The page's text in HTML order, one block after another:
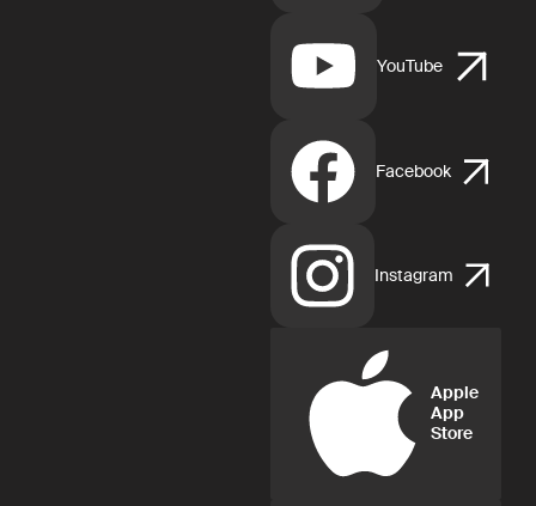
YouTube
Facebook
Instagram
Apple
App
Store